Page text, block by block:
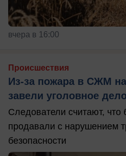
вчера в 16:00
Происшествия
Из-за пожара в СЖМ
завели уголовное
Следователи считают, что
продавали с нарушением
безопасности